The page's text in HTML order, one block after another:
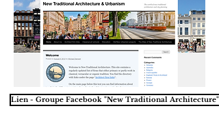
Lien - Groupe Facebook "New Traditional Architecture"